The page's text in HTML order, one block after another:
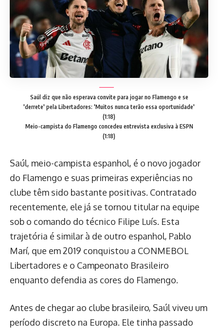
Saúl diz que não esperava convite para jogar no Flamengo e se
'derrete' pela Libertadores: 'Muitos nunca terão essa oportunidade'
(1:18)
Meio-campista do Flamengo concedeu entrevista exclusiva à ESPN
(1:18)
Saúl, meio-campista espanhol, é o novo jogador
do Flamengo e suas primeiras experiências no
clube têm sido bastante positivas. Contratado
recentemente, ele já se tornou titular na equipe
sob o comando do técnico Filipe Luís. Esta
trajetória é similar à de outro espanhol, Pablo
Marí, que em 2019 conquistou a CONMEBOL
Libertadores e o Campeonato Brasileiro
enquanto defendia as cores do Flamengo.
Antes de chegar ao clube brasileiro, Saúl viveu um
período discreto na Europa. Ele tinha passado